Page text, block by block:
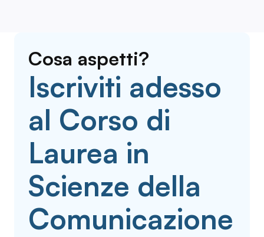
Cosa aspetti?
Iscriviti adesso
al Corso di
Laurea in
Scienze della
Comunicazione